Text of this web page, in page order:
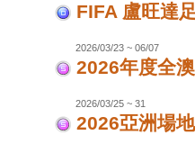
FIFA 盧旺達
2026/03/23 ~ 06/07
2026年度全
2026/03/25 ~ 31
2026亞洲場